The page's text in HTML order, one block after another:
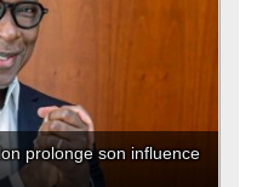
prolonge son influence